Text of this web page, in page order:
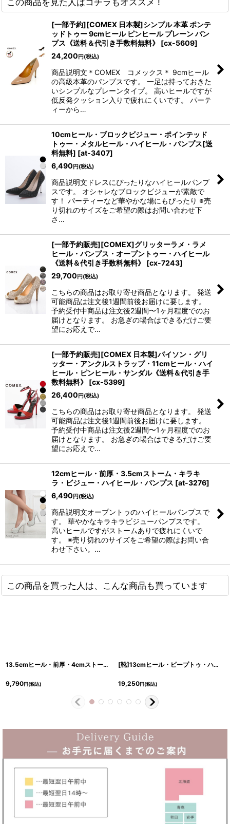
[一部予約][COMEX 日本製]シンプル 本革 ポンテ
ッドトゥー 9cmヒール ピンヒール プレーン パン
プス《送料＆代引き手数料無料》
[cx-5609]
24,200 円 (税込)
商品説明文＊COMEX コメックス＊ 9cmヒール
の高級本革のパンプスです。 一足は持っておきた
いシンプルなプレーンタイプ。 高いヒールですが
低反発クッション入りで疲れにくいです。 パーテ
ィーから…
10cmヒール・ブロックビジュー・ポインテッド
トゥー・メタルヒール・ハイヒール・パンプス[送
料無料] [at-3407]
6,490 円 (税込)
商品説明文ドレスにぴったりなハイヒールパンプ
スです。 オシャレなブロックビジューが素敵で
す！ パーティーなど華やかな場にもぴったり ※売
り切れのサイズをご希望の際はお問い合わせ下
さ…
[一部予約販売][COMEX]グリッターラメ・ラメ
ヒール・パンプス・オープントゥー・ハイヒール
《送料＆代引き手数料無料》
[cx-7243]
29,700 円 (税込)
こちらの商品はお取り寄せ商品となります。 発送
可能商品は注文後1週間前後お届けに要します。
予約受付中商品は注文後2週間〜1ヶ月程度でのお
届けとなります。 お急ぎの場合はできるだけご要
望にお応えで…
[一部予約販売][COMEX 日本製]パイソン・グリ
ッター・アンクルストラップ・11cmヒール・ハイ
ヒール・ピンヒール・サンダル《送料＆代引き手
数料無料》
[cx-5399]
26,400 円 (税込)
こちらの商品はお取り寄せ商品となります。 発送
可能商品は注文後1週間前後お届けに要します。
予約受付中商品は注文後2週間〜1ヶ月程度でのお
届けとなります。 お急ぎの場合はできるだけご要
望にお応えで…
12cmヒール・前厚・3.5cmストーム・キラキ
ラ・ビジュー・ハイヒール・パンプス [at-3276]
6,490 円 (税込)
商品説明文オープントゥのハイヒールパンプスで
す。 華やかなキラキラビジューパンプスです。
高いヒールですがストームありで疲れにくいで
す。 ※売り切れのサイズをご希望の際はお問い合
わせ下さい。…
この商品を買った人は、こんな商品も買っています
13.5cmヒール・前厚・4cmストーム・キラキラビジュー入り・ハイヒール・ピンヒール・ミュール・サンダル
9,790円(税込)
[靴]13cmヒール・ピープトゥ・ハイヒール・バックストラップ・パンプス・サンダル[送料無料]
19,250円(税込)